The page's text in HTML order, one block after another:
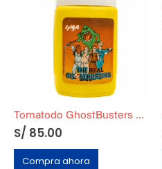
Tomatodo GhostBusters Original
S/ 85.00
Compra ahora